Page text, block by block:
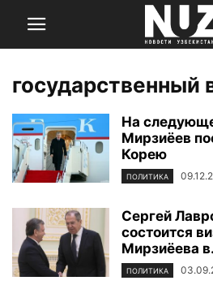
государственный
На
Мирзиёев
Корею
ПОЛИТИКА
Сергей
состоится
Мирзиёева
ПОЛИТИКА